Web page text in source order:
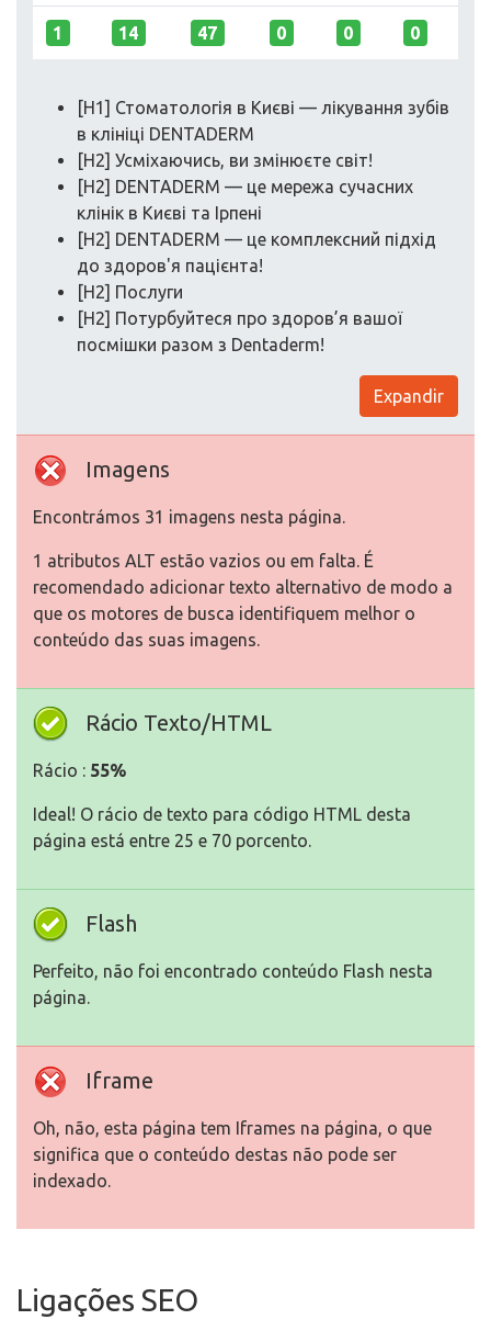
1 14 47 0 0 0
[H1] Стоматологія в Києві — лікування зубів
в клініці DENTADERM
[H2] Усміхаючись, ви змінюєте світ!
[H2] DENTADERM — це мережа сучасних
клінік в Києві та Ірпені
[H2] DENTADERM — це комплексний підхід
до здоров'я пацієнта!
[H2] Послуги
[H2] Потурбуйтеся про здоров’я вашої
посмішки разом з Dentaderm!
Expandir
Imagens
Encontrámos 31 imagens nesta página.
1 atributos ALT estão vazios ou em falta. É
recomendado adicionar texto alternativo de modo a
que os motores de busca identifiquem melhor o
conteúdo das suas imagens.
Rácio Texto/HTML
Rácio : 55%
Ideal! O rácio de texto para código HTML desta
página está entre 25 e 70 porcento.
Flash
Perfeito, não foi encontrado conteúdo Flash nesta
página.
Iframe
Oh, não, esta página tem Iframes na página, o que
significa que o conteúdo destas não pode ser
indexado.
Ligações SEO